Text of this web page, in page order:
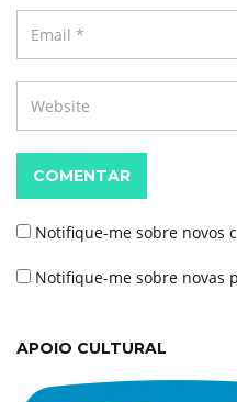
COMENTAR
Notifique-me sobre novos
Notifique-me sobre novas
APOIO CULTURAL